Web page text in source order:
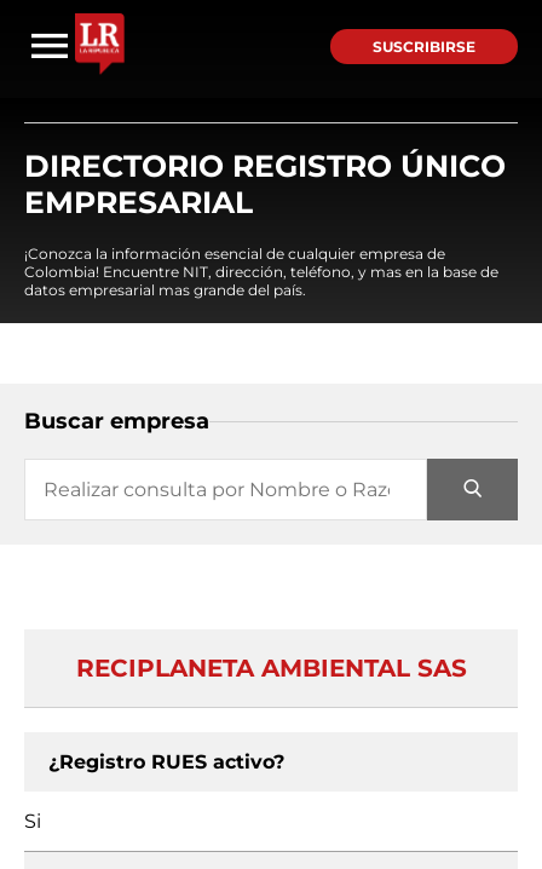
SUSCRIBIRSE
DIRECTORIO REGISTRO ÚNICO
EMPRESARIAL
¡Conozca la información esencial de cualquier empresa de
Colombia! Encuentre NIT, dirección, teléfono, y mas en la base de
datos empresarial mas grande del país.
Buscar empresa
RECIPLANETA AMBIENTAL SAS
¿Registro RUES activo?
Si